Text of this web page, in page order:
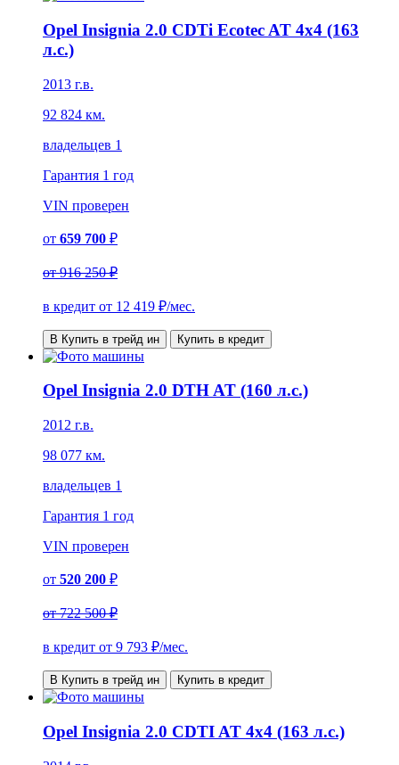
Opel Insignia 2.0 CDTi Ecotec AT 4x4 (163
л.с.)
2013 г.в.
92 824 км.
владельцев 1
Гарантия 1 год
VIN проверен
от 659 700 ₽
от916 250 ₽
в кредит от 12 419 ₽/мес.
В Купить в трейд ин Купить в кредит
Opel Insignia 2.0 DTH AT (160 л.с.)
2012 г.в.
98 077 км.
владельцев 1
Гарантия 1 год
VIN проверен
от 520 200 ₽
от722 500 ₽
в кредит от 9 793 ₽/мес.
В Купить в трейд ин Купить в кредит
Opel Insignia 2.0 CDTI AT 4x4 (163 л.с.)